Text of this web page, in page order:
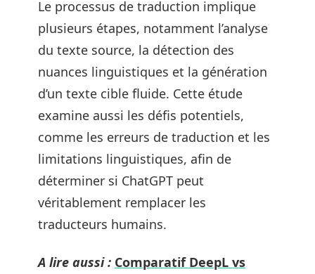
Le processus de traduction implique
plusieurs étapes, notamment l’analyse
du texte source, la détection des
nuances linguistiques et la génération
d’un texte cible fluide. Cette étude
examine aussi les défis potentiels,
comme les erreurs de traduction et les
limitations linguistiques, afin de
déterminer si ChatGPT peut
véritablement remplacer les
traducteurs humains.
A lire aussi : Comparatif DeepL vs